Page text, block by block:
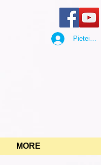
Pieteikties
MORE